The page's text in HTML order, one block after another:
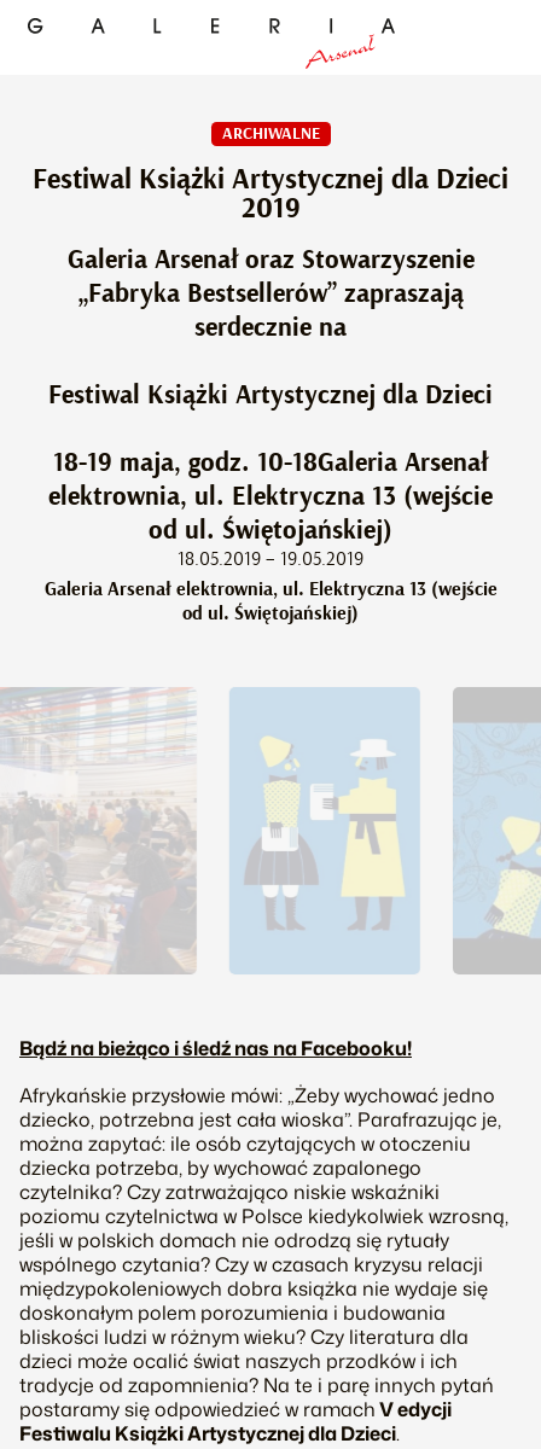
ARCHIWALNE
Festiwal Książki Artystycznej dla Dzieci
2019
Galeria Arsenał oraz Stowarzyszenie
„Fabryka Bestsellerów” zapraszają
serdecznie na
Festiwal Książki Artystycznej dla Dzieci
18-19 maja, godz. 10-18Galeria Arsenał
elektrownia, ul. Elektryczna 13 (wejście
od ul. Świętojańskiej)
18.05.2019 – 19.05.2019
Galeria Arsenał elektrownia, ul. Elektryczna 13 (wejście
od ul. Świętojańskiej)
Bądź na bieżąco i śledź nas na Facebooku!
Afrykańskie przysłowie mówi: „Żeby wychować jedno
dziecko, potrzebna jest cała wioska”. Parafrazując je,
można zapytać: ile osób czytających w otoczeniu
dziecka potrzeba, by wychować zapalonego
czytelnika? Czy zatrważająco niskie wskaźniki
poziomu czytelnictwa w Polsce kiedykolwiek wzrosną,
jeśli w polskich domach nie odrodzą się rytuały
wspólnego czytania? Czy w czasach kryzysu relacji
międzypokoleniowych dobra książka nie wydaje się
doskonałym polem porozumienia i budowania
bliskości ludzi w różnym wieku? Czy literatura dla
dzieci może ocalić świat naszych przodków i ich
tradycje od zapomnienia? Na te i parę innych pytań
postaramy się odpowiedzieć w ramachV edycji
Festiwalu Książki Artystycznej dla Dzieci.